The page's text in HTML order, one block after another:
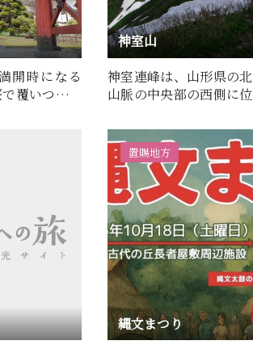
開時になる
覆いつくさ
神室山
神室連峰は、山形県の
山脈の中央部の西側に位
縄文まつり
置賜地方